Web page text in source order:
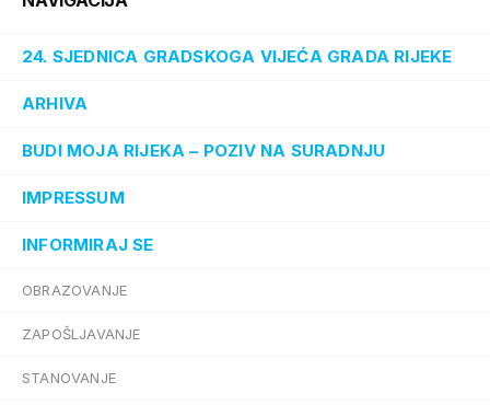
24. SJEDNICA GRADSKOGA VIJEĆA GRADA RIJEKE
ARHIVA
BUDI MOJA RIJEKA – POZIV NA SURADNJU
IMPRESSUM
INFORMIRAJ SE
OBRAZOVANJE
ZAPOŠLJAVANJE
STANOVANJE